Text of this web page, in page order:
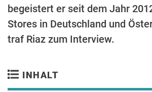
begeistert er seit dem Jahr
Stores in Deutschland und
traf Riaz zum Interview.
INHALT